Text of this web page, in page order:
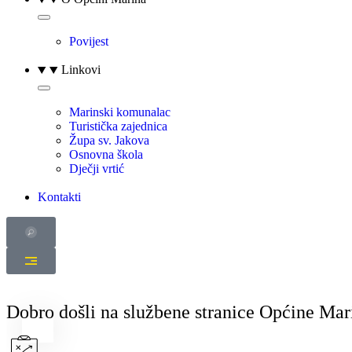
Povijest
Linkovi
Marinski komunalac
Turistička zajednica
Župa sv. Jakova
Osnovna škola
Dječji vrtić
Kontakti
Dobro došli na službene stranice Općine